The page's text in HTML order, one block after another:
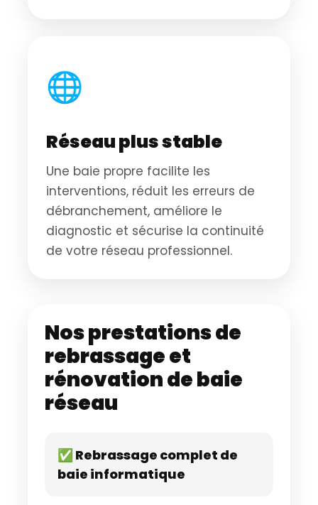
🌐
Réseau plus stable
Une baie propre facilite les
interventions, réduit les erreurs de
débranchement, améliore le
diagnostic et sécurise la continuité
de votre réseau professionnel.
Nos prestations de
rebrassage et
rénovation de baie
réseau
✅ Rebrassage complet de
baie informatique